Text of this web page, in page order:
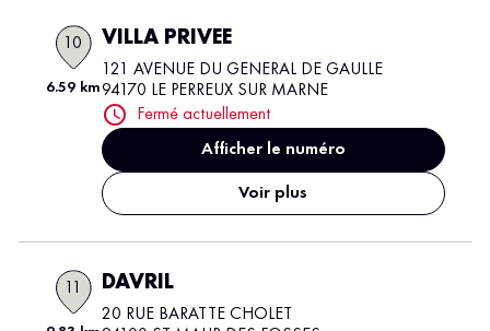
10
6.59 km
VILLA PRIVEE
121 AVENUE DU GENERAL DE GAULLE
94170 LE PERREUX SUR MARNE
Fermé actuellement
Afficher le numéro
Voir plus
DAVRIL
20 RUE BARATTE CHOLET